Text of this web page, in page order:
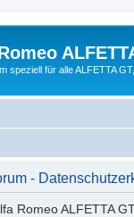
speziell für alle ALFETTA
-
Romeo ALFETTA